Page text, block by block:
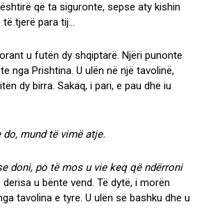
që ta siguronte, sepse aty kishin
tjerë para tij…
u futën dy shqiptarë. Njëri punonte
nga Prishtina. U ulën në një tavolinë,
dy birra. Sakaq, i pari, e pau dhe iu
mund të vimë atje.
doni, po të mos u vie keq që ndërroni
u bënte vend. Të dytë, i morën
tavolina e tyre. U ulën së bashku dhe u